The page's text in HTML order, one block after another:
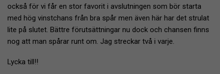
också för vi får en stor favorit i avslutningen som bör starta
med hög vinstchans från bra spår men även här har det strulat
lite på slutet. Bättre förutsättningar nu dock och chansen finns
nog att man spårar runt om. Jag streckar två i varje.
Lycka till!!